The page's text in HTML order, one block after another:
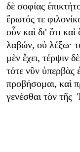
δὲ σοφίας
ἔρωτός τε
οὖν καὶ δι' ὅτι
λαβών, οὐ λέξω·
μὲν ἔχει, τέρψιν
τότε νῦν ὑπερβὰς
προβήσομαι, καὶ
γενέσθαι τὸν τῆς